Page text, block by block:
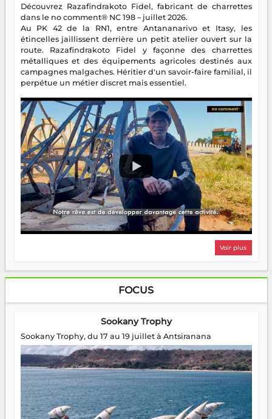
Découvrez Razafindrakoto Fidel, fabricant de charrettes
dans le no comment® NC 198 – juillet 2026.
Au PK 42 de la RN1, entre Antananarivo et Itasy, les
étincelles jaillissent derrière un petit atelier ouvert sur la
route. Razafindrakoto Fidel y façonne des charrettes
métalliques et des équipements agricoles destinés aux
campagnes malgaches. Héritier d'un savoir-faire familial, il
perpétue un métier discret mais essentiel.
Voir plus
FOCUS
Sookany Trophy
Sookany Trophy, du 17 au 19 juillet à Antsiranana